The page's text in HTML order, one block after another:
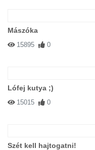
Mászóka
15895 0
Lófej kutya ;)
15015 0
Szét kell hajtogatni!